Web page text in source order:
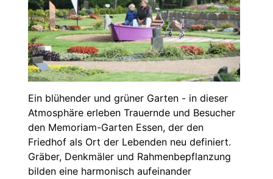
Ein blühender und grüner Garten - in dieser
Atmosphäre erleben Trauernde und Besucher
den Memoriam-Garten Essen, der den
Friedhof als Ort der Lebenden neu definiert.
Gräber, Denkmäler und Rahmenbepflanzung
bilden eine harmonisch aufeinander